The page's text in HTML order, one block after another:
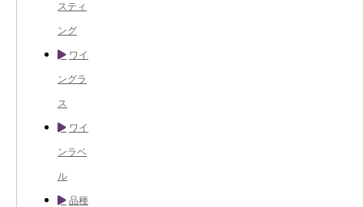
スティ
ング
ワイ
ングラ
ス
ワイ
ンラベ
ル
品種